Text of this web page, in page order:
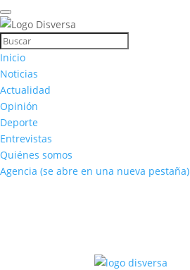
Inicio
Noticias
Actualidad
Opinión
Deporte
Entrevistas
Quiénes somos
Agencia (se abre en una nueva pestaña)